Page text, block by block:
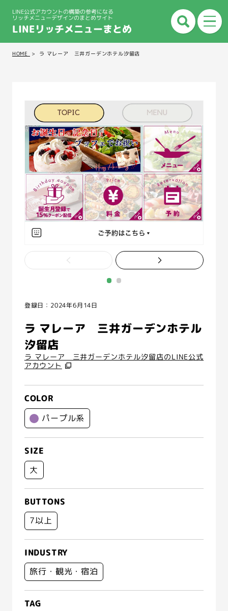
LINE公式アカウントの構築の参考になる
リッチメニューデザインのまとめサイト
LINEリッチメニューまとめ
HOME ラ マレーア 三井ガーデンホテル汐留店
登録日：2024年6月14日
ラ マレーア 三井ガーデンホテル
汐留店
ラ マレーア 三井ガーデンホテル汐留店のLINE公式
アカウント
COLOR
パープル系
SIZE
大
BUTTONS
7以上
INDUSTRY
旅行・観光・宿泊
TAG